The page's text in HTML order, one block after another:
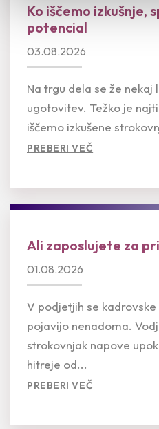
Ko iščemo izkušnje,
potencial
03.08.2026
Na trgu dela se že
ugotovitev. Težko je
iščemo izkušene
PREBERI VEČ
Ali zaposlujete za
01.08.2026
V podjetjih se
pojavijo nenadoma.
strokovnjak napove
hitreje od...
PREBERI VEČ